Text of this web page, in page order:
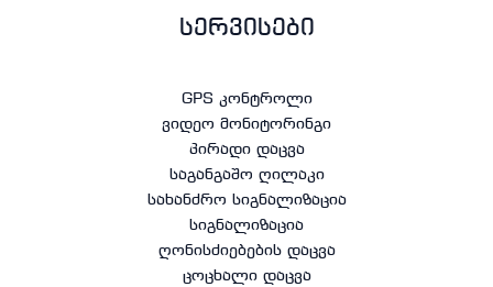
სერვისები
GPS კონტროლი
ვიდეო მონიტორინგი
პირადი დაცვა
საგანგაშო ღილაკი
სახანძრო სიგნალიზაცია
სიგნალიზაცია
ღონისძიებების დაცვა
ცოცხალი დაცვა